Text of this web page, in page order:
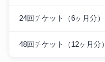
24回チケット（6ヶ月分）
48回チケット（12ヶ月分）